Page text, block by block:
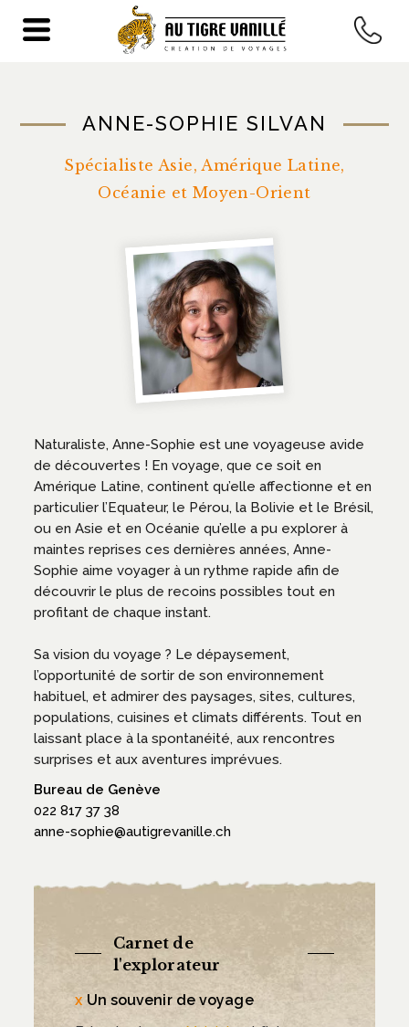
ACCUEIL A PROPOS>SPECIALISTES> ANNE-SOPHIE
ANNE-SOPHIE SILVAN
Spécialiste Asie, Amérique Latine,
Océanie et Moyen-Orient
Naturaliste, Anne-Sophie est une voyageuse avide
de découvertes ! En voyage, que ce soit en
Amérique Latine, continent qu’elle affectionne et en
particulier l’Equateur, le Pérou, la Bolivie et le Brésil,
ou en Asie et en Océanie qu’elle a pu explorer à
maintes reprises ces dernières années, Anne-
Sophie aime voyager à un rythme rapide afin de
découvrir le plus de recoins possibles tout en
profitant de chaque instant.
Sa vision du voyage ? Le dépaysement,
l’opportunité de sortir de son environnement
habituel, et admirer des paysages, sites, cultures,
populations, cuisines et climats différents. Tout en
laissant place à la spontanéité, aux rencontres
surprises et aux aventures imprévues.
Bureau de Genève
022 817 37 38
anne-sophie@autigrevanille.ch
Carnet de
l'explorateur
Un souvenir de voyage